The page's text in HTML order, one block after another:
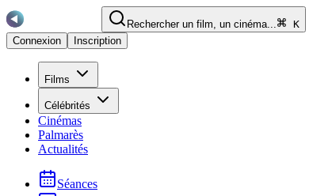
Rechercher un film, un cinéma...
K
Connexion
Inscription
Films
Célébrités
Cinémas
Palmarès
Actualités
Séances